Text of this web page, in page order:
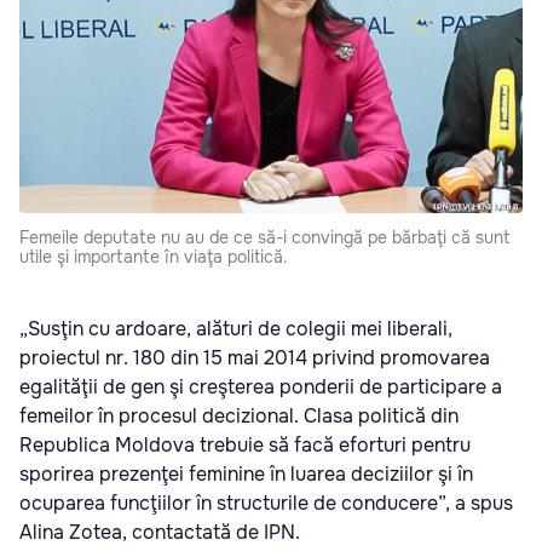
Femeile deputate nu au de ce să-i convingă pe bărbaţi că sunt
utile şi importante în viaţa politică.
„Susţin cu ardoare, alături de colegii mei liberali,
proiectul nr. 180 din 15 mai 2014 privind promovarea
egalităţii de gen şi creşterea ponderii de participare a
femeilor în procesul decizional. Clasa politică din
Republica Moldova trebuie să facă eforturi pentru
sporirea prezenţei feminine în luarea deciziilor şi în
ocuparea funcţiilor în structurile de conducere”, a spus
Alina Zotea, contactată de IPN.